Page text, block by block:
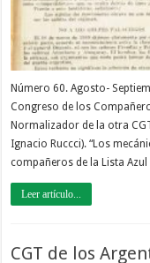
Número 60. Agosto-
Congreso de los
Normalizador de la otra
Ignacio Ruccci). “Los
compañeros de la Lista
Leer artículo...
CGT de los